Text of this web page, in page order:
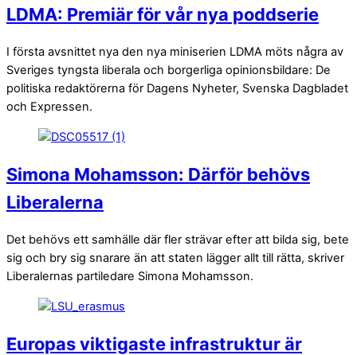
LDMA: Premiär för vår nya poddserie
I första avsnittet nya den nya miniserien LDMA möts några av
Sveriges tyngsta liberala och borgerliga opinionsbildare: De
politiska redaktörerna för Dagens Nyheter, Svenska Dagbladet
och Expressen.
Simona Mohamsson: Därför behövs
Liberalerna
Det behövs ett samhälle där fler strävar efter att bilda sig, bete
sig och bry sig snarare än att staten lägger allt till rätta, skriver
Liberalernas partiledare Simona Mohamsson.
Europas viktigaste infrastruktur är